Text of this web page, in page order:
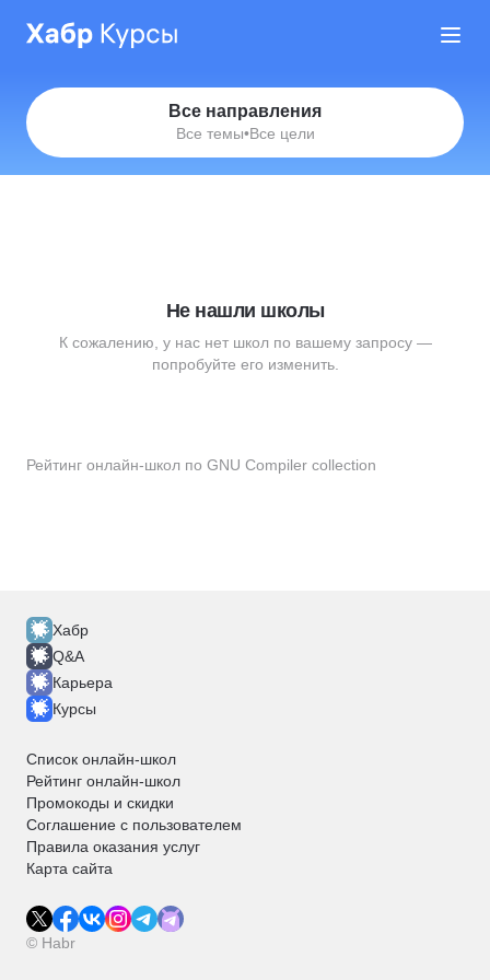
Все направления
Все темы•Все цели
Рейтинг онлайн-школ по GNU Compiler collection
Не нашли школы
К сожалению, у нас нет школ по вашему запросу —
попробуйте его изменить.
Хабр
Q&A
Карьера
Курсы
Список онлайн-школ
Рейтинг онлайн-школ
Промокоды и скидки
Соглашение с пользователем
Правила оказания услуг
Карта сайта
© Habr